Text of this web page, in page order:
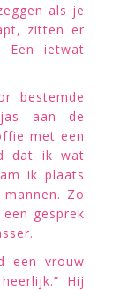
als je
zitten er
Een ietwat
bestemde
aan de
met een
dat ik wat
ik plaats
Zo
gesprek
een vrouw
Hij